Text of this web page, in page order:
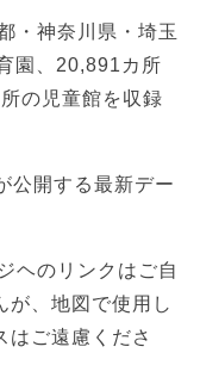
・神奈川県・埼玉
園、20,891カ所
の児童館を収録
公開する最新デー
ヘのリンクはご自
が、地図で使用し
はご遠慮くださ